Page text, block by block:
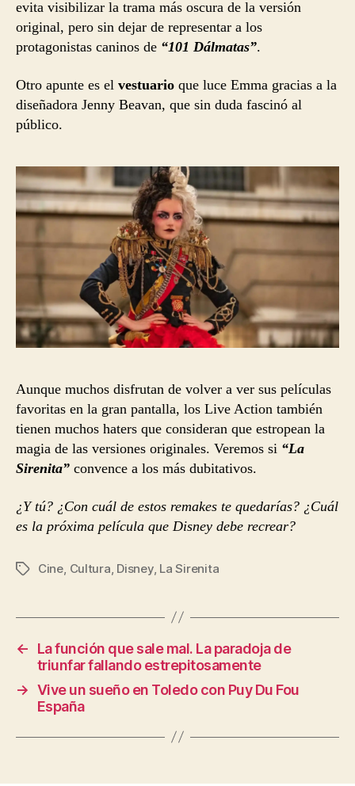
evita visibilizar la trama más oscura de la versión
original, pero sin dejar de representar a los
protagonistas caninos de “101 Dálmatas”.
Otro apunte es el vestuario que luce Emma gracias a la
diseñadora Jenny Beavan, que sin duda fascinó al
público.
Aunque muchos disfrutan de volver a ver sus películas
favoritas en la gran pantalla, los Live Action también
tienen muchos haters que consideran que estropean la
magia de las versiones originales. Veremos si “La
Sirenita” convence a los más dubitativos.
¿Y tú? ¿Con cuál de estos remakes te quedarías? ¿Cuál
es la próxima película que Disney debe recrear?
Etiquetas
Cine Cultura Disney, La Sirenita
←
La función que sale mal. La paradoja de
triunfar fallando estrepitosamente
→ Vive un sueño en Toledo con Puy Du Fou
España